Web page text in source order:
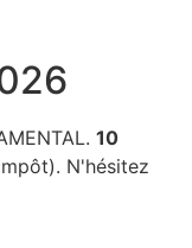
10
N'hésitez